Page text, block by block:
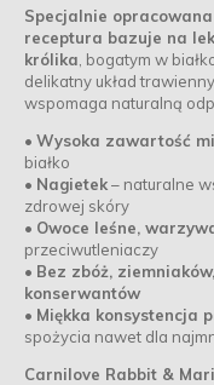
Specjalnie
receptura bazuje na
królika , bogatym w
delikatny układ
wspomaga naturalną
• Wysoka zawartość
białko
• Nagietek– naturalne
zdrowej skóry
• Owoce leśne,
przeciwutleniaczy
• Bez zbóż,
konserwantów
• Miękka konsystencja
spożycia nawet dla
Carnilove Rabbit &